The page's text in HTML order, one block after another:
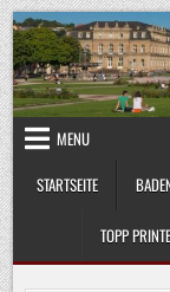
Skip
to
content
MENU
STARTSEITE
TOPP